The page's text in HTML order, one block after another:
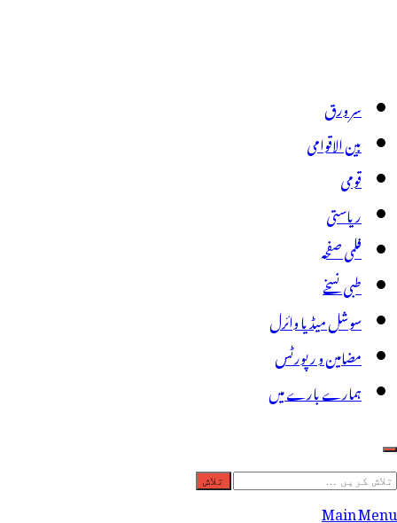
سر ورق
بین الاقوامی
قومی
ریاستی
فلمی صفحہ
طبی نسخے
سوشل میڈیا وائرل
مضامین و رپورٹس
ہمارے بارے میں
تلاش
کریں
Main Menu